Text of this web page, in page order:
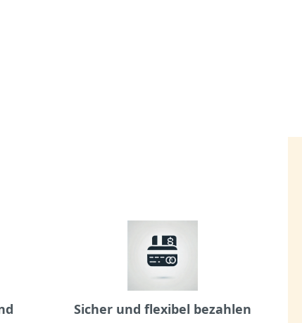
Sicher und flexibel bezahlen